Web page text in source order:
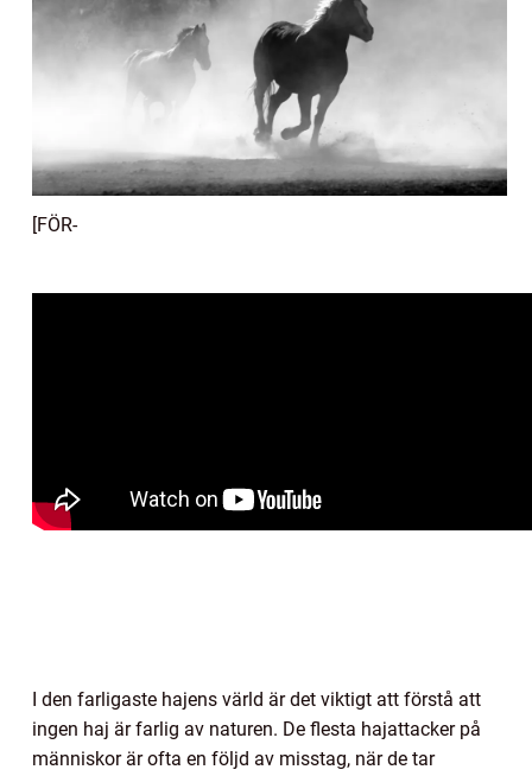
[FÖR-
I den farligaste hajens värld är det viktigt att förstå att
ingen haj är farlig av naturen. De flesta hajattacker på
människor är ofta en följd av misstag, när de tar